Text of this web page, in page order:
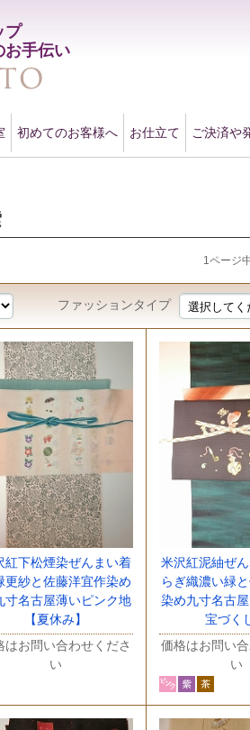
プ
お手伝い
初めてのお客様へ お仕立て ご決済や
1ページ
ファッションタイプ
紅下松煙染ぜんまい着
更紗と佐藤洋宜作染め
寸名古屋薄いピンク地
【夏休み】
はお問い合わせくださ
い
米沢紅泥紬ぜ
らぎ織濃い緑
染め九寸名古
宝づく
価格はお問い
い